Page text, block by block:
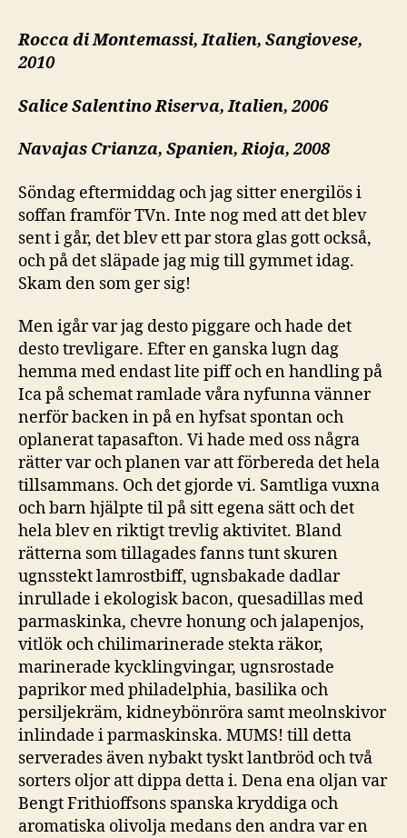
tapasafton
lag
Rocca di Montemassi, Italien, Sangiovese,
2010
Salice Salentino Riserva, Italien, 2006
Navajas Crianza, Spanien, Rioja, 2008
Söndag eftermiddag och jag sitter energilös i
soffan framför TVn. Inte nog med att det blev
sent i går, det blev ett par stora glas gott också,
och på det släpade jag mig till gymmet idag.
Skam den som ger sig!
Men igår var jag desto piggare och hade det
desto trevligare. Efter en ganska lugn dag
hemma med endast lite piff och en handling på
Ica på schemat ramlade våra nyfunna vänner
nerför backen in på en hyfsat spontan och
oplanerat tapasafton. Vi hade med oss några
rätter var och planen var att förbereda det hela
tillsammans. Och det gjorde vi. Samtliga vuxna
och barn hjälpte til på sitt egena sätt och det
hela blev en riktigt trevlig aktivitet. Bland
rätterna som tillagades fanns tunt skuren
ugnsstekt lamrostbiff, ugnsbakade dadlar
inrullade i ekologisk bacon, quesadillas med
parmaskinka, chevre honung och jalapenjos,
vitlök och chilimarinerade stekta räkor,
marinerade kycklingvingar, ugnsrostade
paprikor med philadelphia, basilika och
persiljekräm, kidneybönröra samt meolnskivor
inlindade i parmaskinska. MUMS! till detta
serverades även nybakt tyskt lantbröd och två
sorters oljor att dippa detta i. Dena ena oljan var
Bengt Frithioffsons spanska kryddiga och
aromatiska olivolja medans den andra var en